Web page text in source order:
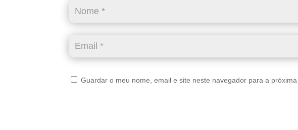
Guardar o meu nome, email e site neste navegador para a